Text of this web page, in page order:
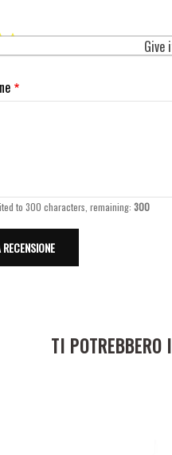
Give
to 300 characters, remaining: 300
TI POTREBBERO